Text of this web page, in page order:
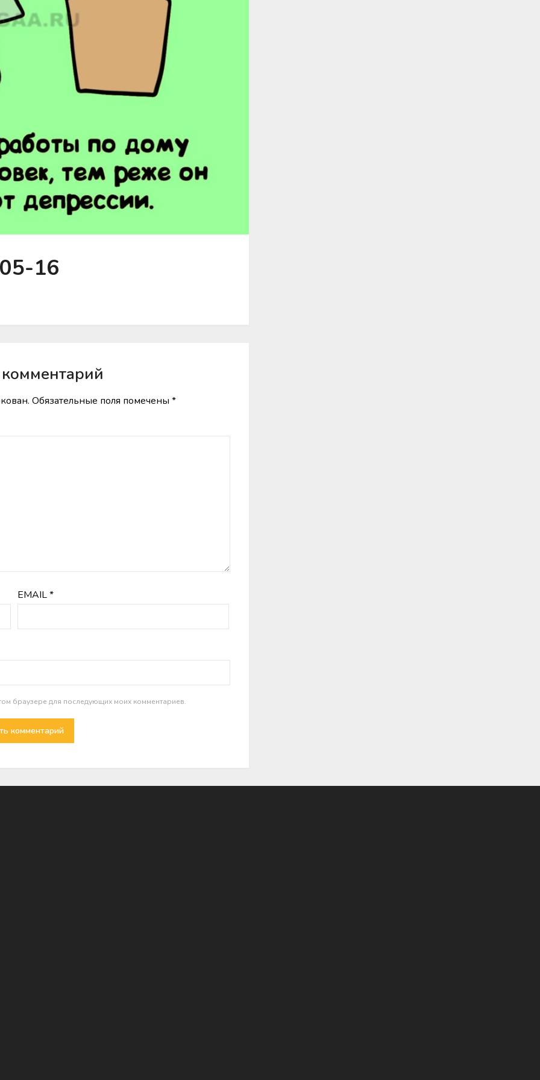
16
Обязательные поля помечены*
EMAIL*
браузере для последующих моих комментариев.